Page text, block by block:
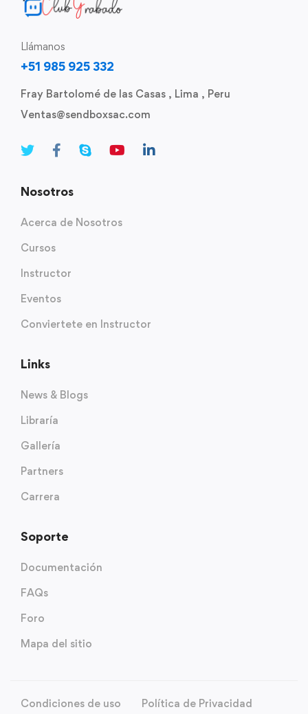
Llámanos
+51 985 925 332
Fray Bartolomé de las Casas , Lima , Peru
Ventas@sendboxsac.com
Nosotros
Acerca de Nosotros
Cursos
Instructor
Eventos
Conviertete en Instructor
Links
News & Blogs
Libraría
Gallería
Partners
Carrera
Soporte
Documentación
FAQs
Foro
Mapa del sitio
Condiciones de uso Política de Privacidad